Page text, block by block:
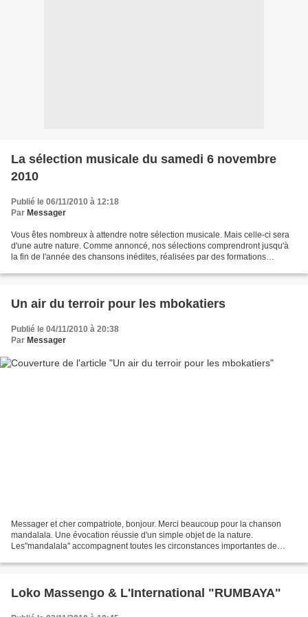
La sélection musicale du samedi 6 novembre
2010
Publié le 06/11/2010 à 12:18
Par Messager
Vous êtes nombreux à attendre notre sélection musicale. Mais celle-ci sera
d'une autre nature. Comme annoncé, nos sélections comprendront jusqu'à
la fin de l'année des chansons inédites, réalisées par des formations
Un air du terroir pour les mbokatiers
Publié le 04/11/2010 à 20:38
Par Messager
Messager et cher compatriote, bonjour. Merci beaucoup pour la chanson
mandalala. Une évocation réussie d'un simple objet de la nature.
Les"mandalala" accompagnent toutes les circonstances importantes de
Loko Massengo & L'International "RUMBAYA"